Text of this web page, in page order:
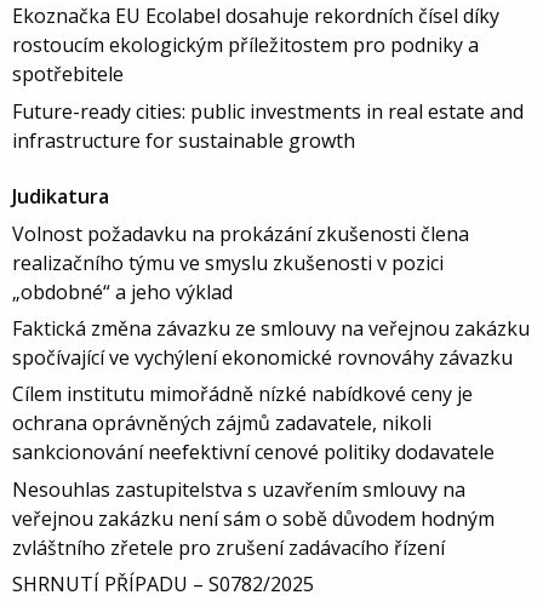
Ekoznačka EU Ecolabel dosahuje rekordních čísel díky
rostoucím ekologickým příležitostem pro podniky a
spotřebitele
Future-ready cities: public investments in real estate and
infrastructure for sustainable growth
Judikatura
Volnost požadavku na prokázání zkušenosti člena
realizačního týmu ve smyslu zkušenosti v pozici
„obdobné“ a jeho výklad
Faktická změna závazku ze smlouvy na veřejnou zakázku
spočívající ve vychýlení ekonomické rovnováhy závazku
Cílem institutu mimořádně nízké nabídkové ceny je
ochrana oprávněných zájmů zadavatele, nikoli
sankcionování neefektivní cenové politiky dodavatele
Nesouhlas zastupitelstva s uzavřením smlouvy na
veřejnou zakázku není sám o sobě důvodem hodným
zvláštního zřetele pro zrušení zadávacího řízení
SHRNUTÍ PŘÍPADU – S0782/2025